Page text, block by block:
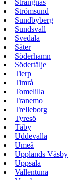
Strängnäs
Strömsund
Sundbyberg
Sundsvall
Svedala
Säter
Söderhamn
Södertälje
Tierp
Timrå
Tomelilla
Tranemo
Trelleborg
Tyresö
Täby
Uddevalla
Umeå
Upplands Väsby
Uppsala
Vallentuna